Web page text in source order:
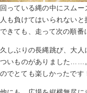
回っている縄の中にスム
人も負けてはいられない
できても、走って次の順番
久しぶりの長縄跳び、大
ついものがありました……
のでとても楽しかったです